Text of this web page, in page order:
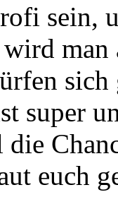
sein,
man
super
euch